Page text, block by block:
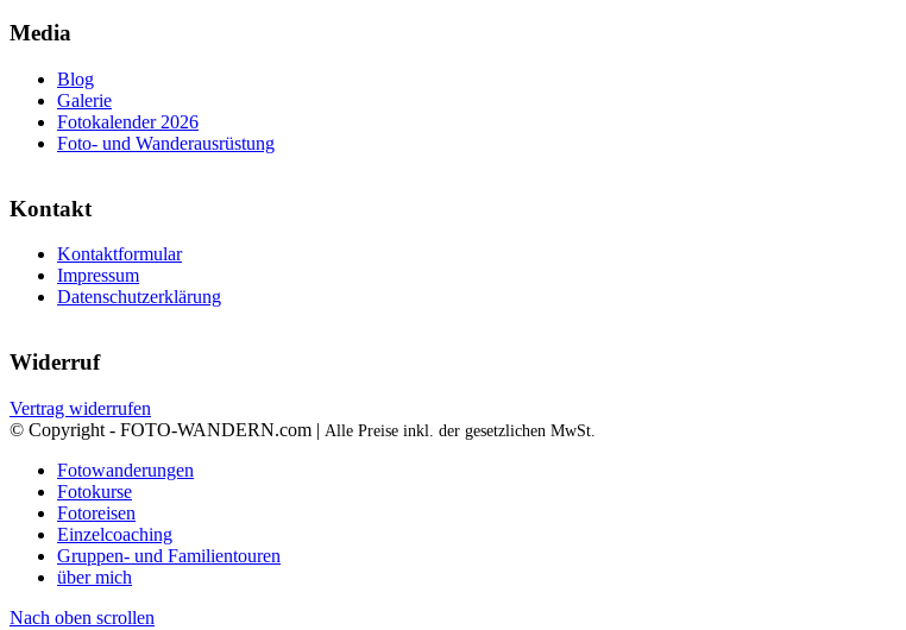
Media
Blog
Galerie
Fotokalender 2026
Foto- und Wanderausrüstung
Kontakt
Kontaktformular
Impressum
Datenschutzerklärung
Widerruf
Vertrag widerrufen
© Copyright - FOTO-WANDERN.com | Alle Preise inkl. der gesetzlichen MwSt.
Fotowanderungen
Fotokurse
Fotoreisen
Einzelcoaching
Gruppen- und Familientouren
über mich
Nach oben scrollen